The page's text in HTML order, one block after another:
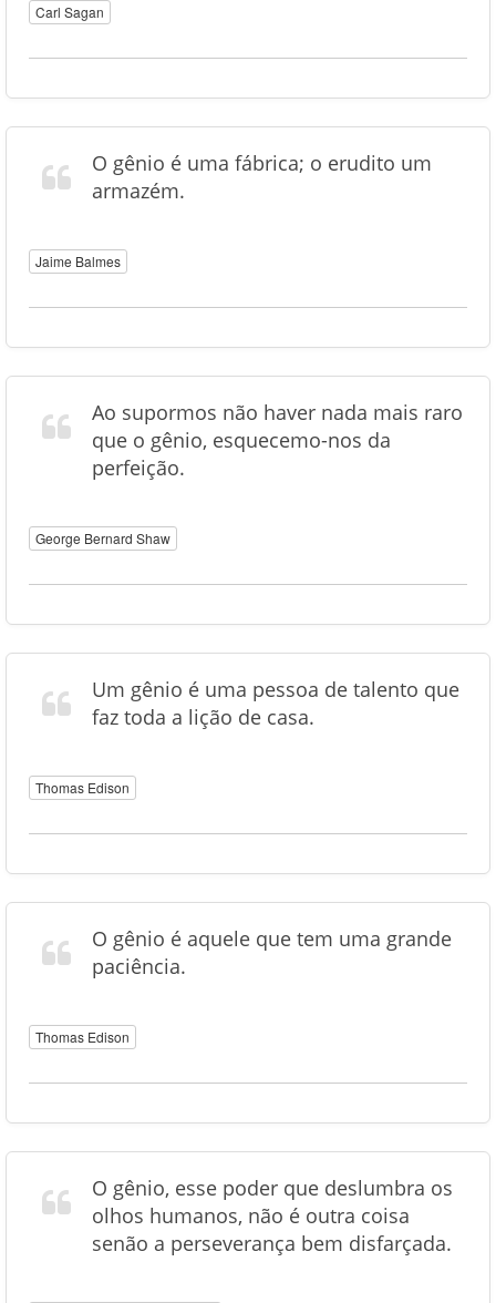
Carl Sagan
O gênio é uma fábrica; o erudito um
armazém.
Jaime Balmes
Ao supormos não haver nada mais raro
que o gênio, esquecemo-nos da
perfeição.
George Bernard Shaw
Um gênio é uma pessoa de talento que
faz toda a lição de casa.
Thomas Edison
O gênio é aquele que tem uma grande
paciência.
Thomas Edison
O gênio, esse poder que deslumbra os
olhos humanos, não é outra coisa
senão a perseverança bem disfarçada.